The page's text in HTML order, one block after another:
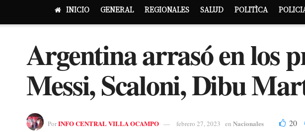
INICIO GENERAL REGIONALES SALUD POLITÌCA
Argentina arrasó en los
Messi, Scaloni, Dibu
PorINFO CENTRAL VILLA OCAMPO febrero 27, 2023 en Nacionales 20